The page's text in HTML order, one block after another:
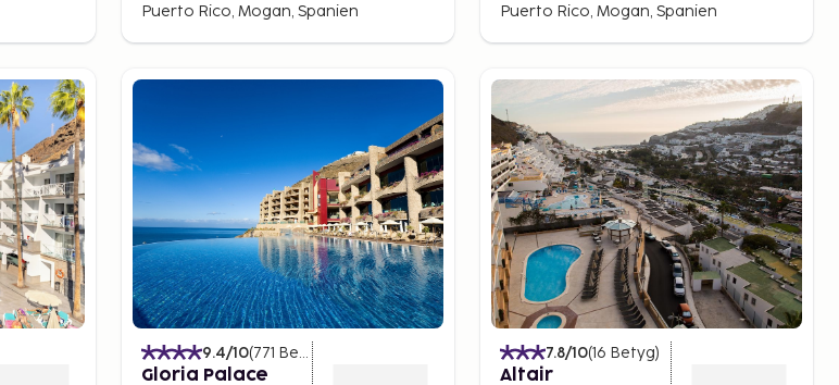
Puerto Rico, Mogan, Spanien Puerto Rico, Mogan, Spanien
9.4/10(771 Betyg
Gloria Palace
7.8/10(16 Betyg)
Altair